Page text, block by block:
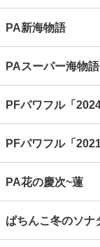
PA新海物語
PAスーパー海物
PFパワフル「2024
PFパワフル「2021
PA花の慶次~蓮
ぱちんこ冬のソ